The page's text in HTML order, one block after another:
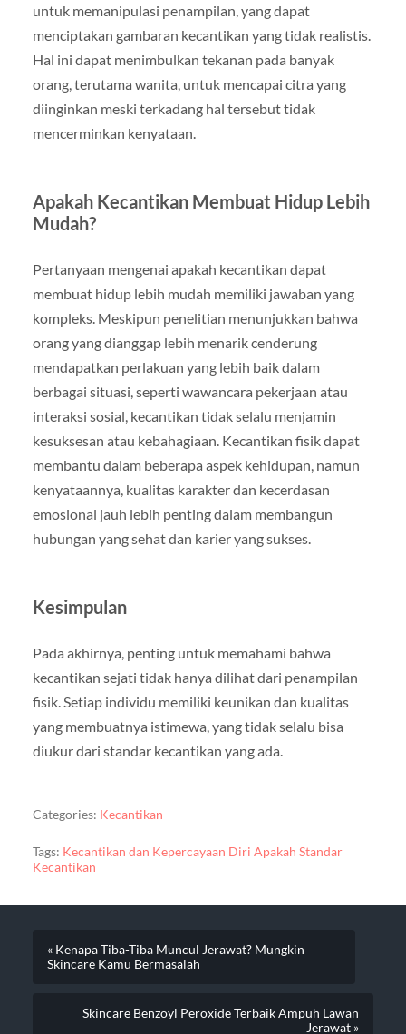
untuk memanipulasi penampilan, yang dapat
menciptakan gambaran kecantikan yang tidak realistis.
Hal ini dapat menimbulkan tekanan pada banyak
orang, terutama wanita, untuk mencapai citra yang
diinginkan meski terkadang hal tersebut tidak
mencerminkan kenyataan.
Apakah Kecantikan Membuat Hidup Lebih
Mudah?
Pertanyaan mengenai apakah kecantikan dapat
membuat hidup lebih mudah memiliki jawaban yang
kompleks. Meskipun penelitian menunjukkan bahwa
orang yang dianggap lebih menarik cenderung
mendapatkan perlakuan yang lebih baik dalam
berbagai situasi, seperti wawancara pekerjaan atau
interaksi sosial, kecantikan tidak selalu menjamin
kesuksesan atau kebahagiaan. Kecantikan fisik dapat
membantu dalam beberapa aspek kehidupan, namun
kenyataannya, kualitas karakter dan kecerdasan
emosional jauh lebih penting dalam membangun
hubungan yang sehat dan karier yang sukses.
Kesimpulan
Pada akhirnya, penting untuk memahami bahwa
kecantikan sejati tidak hanya dilihat dari penampilan
fisik. Setiap individu memiliki keunikan dan kualitas
yang membuatnya istimewa, yang tidak selalu bisa
diukur dari standar kecantikan yang ada.
Categories: Kecantikan
Tags: Kecantikan dan Kepercayaan Diri Apakah Standar
Kecantikan
« Kenapa Tiba-Tiba Muncul Jerawat? Mungkin
Skincare Kamu Bermasalah
Skincare Benzoyl Peroxide Terbaik Ampuh Lawan
Jerawat »